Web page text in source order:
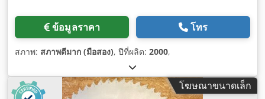
ข้อมูลราคา โทร
สภาพ: สภาพดีมาก (มือสอง), ปีที่ผลิต: 2000,
โฆษณาขนาดเล็ก